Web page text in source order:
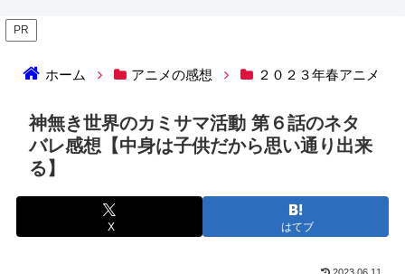
PR
ホーム アニメの感想 ２０２３年春アニメ
神無き世界のカミサマ活動 第６話のネタ
バレ感想【中身は子供だから思い通り出来
る】
X はてブ